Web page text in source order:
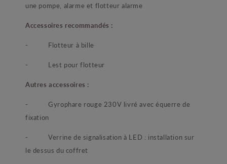
une pompe, alarme et flotteur alarme
Accessoires recommandés :
- Flotteur à bille
- Lest pour flotteur
Autres accessoires :
-Gyrophare rouge 230V livré avec équerre de
fixation
-Verrine de signalisation à LED : installation sur
le dessus du coffret